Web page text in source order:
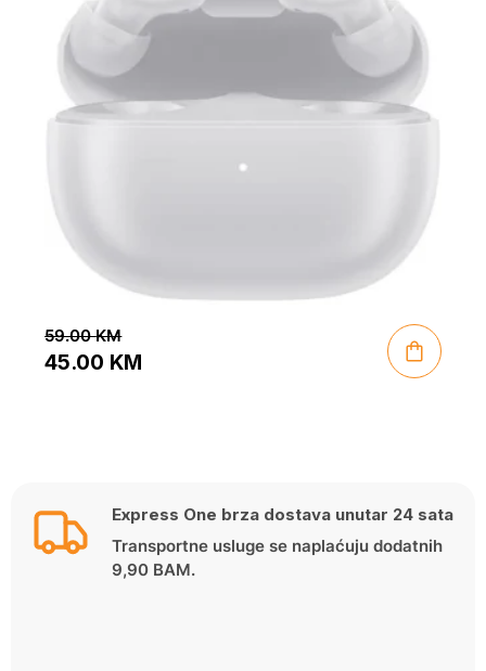
59.00KM
45.00 KM
Express One brza dostava unutar 24 sata
Transportne usluge se naplaćuju dodatnih
9,90 BAM.